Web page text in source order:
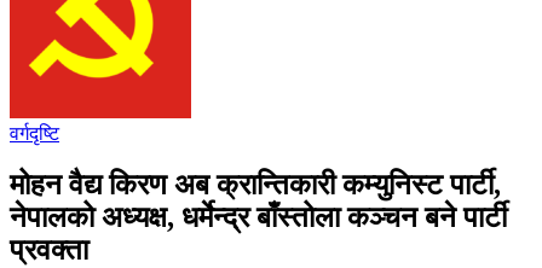
वर्गदृष्टि
मोहन वैद्य किरण अब क्रान्तिकारी कम्युनिस्ट पार्टी,
नेपालको अध्यक्ष, धर्मेन्द्र बाँस्तोला कञ्चन बने पार्टी
प्रवक्ता